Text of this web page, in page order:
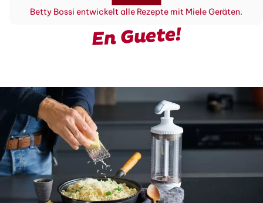
Betty Bossi entwickelt alle Rezepte mit Miele Geräten.
En Guete!